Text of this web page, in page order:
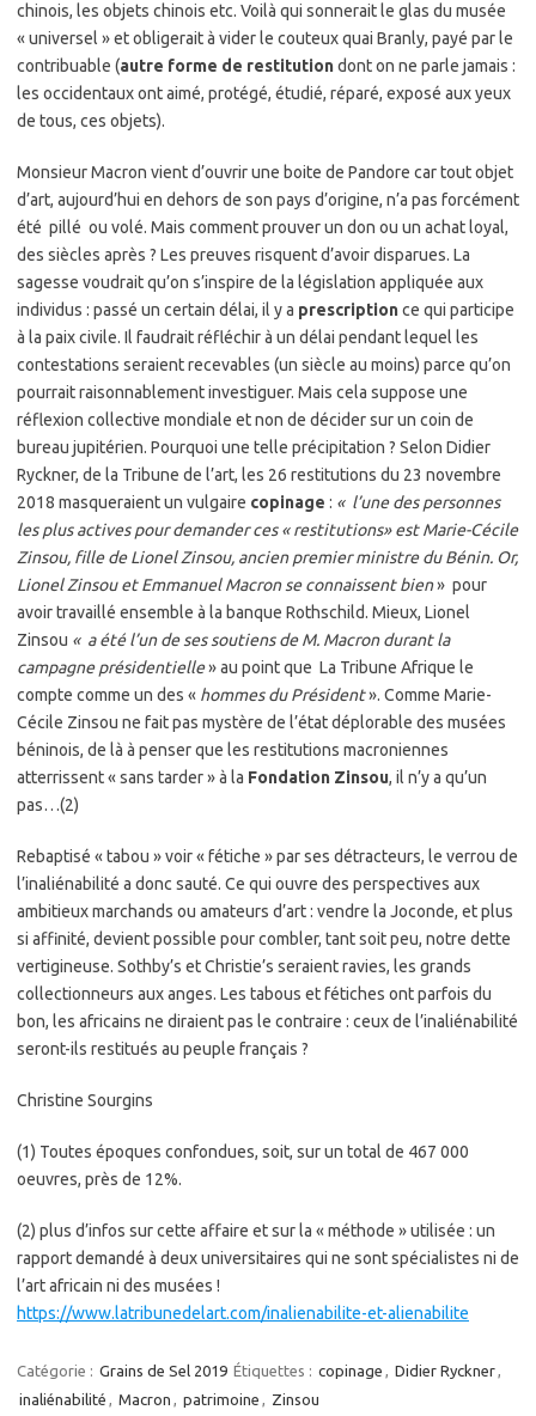
chinois, les objets chinois etc. Voilà qui sonnerait le glas du musée
« universel » et obligerait à vider le couteux quai Branly, payé par le
contribuable (autre forme de restitutiondont on ne parle jamais :
les occidentaux ont aimé, protégé, étudié, réparé, exposé aux yeux
de tous, ces objets).
Monsieur Macron vient d’ouvrir une boite de Pandore car tout objet
d’art, aujourd’hui en dehors de son pays d’origine, n’a pas forcément
été pillé ou volé. Mais comment prouver un don ou un achat loyal,
des siècles après ? Les preuves risquent d’avoir disparues. La
sagesse voudrait qu’on s’inspire de la législation appliquée aux
individus : passé un certain délai, il y a prescriptionce qui participe
à la paix civile. Il faudrait réfléchir à un délai pendant lequel les
contestations seraient recevables (un siècle au moins) parce qu’on
pourrait raisonnablement investiguer. Mais cela suppose une
réflexion collective mondiale et non de décider sur un coin de
bureau jupitérien. Pourquoi une telle précipitation ? Selon Didier
Ryckner, de la Tribune de l’art, les 26 restitutions du 23 novembre
2018 masqueraient un vulgaire copinage : « l’une des personnes
les plus actives pour demander ces « restitutions» est Marie-Cécile
Zinsou, fille de Lionel Zinsou, ancien premier ministre du Bénin. Or,
Lionel Zinsou et Emmanuel Macron se connaissent bien» pour
avoir travaillé ensemble à la banque Rothschild. Mieux, Lionel
Zinsou « a été l’un de ses soutiens de M. Macron durant la
campagneprésidentielle» au point que La Tribune Afrique le
compte comme un des « hommes du Président». Comme Marie-
Cécile Zinsou ne fait pas mystère de l’état déplorable des musées
béninois, de là à penser que les restitutions macroniennes
atterrissent « sans tarder » à la Fondation Zinsou, il n’y a qu’un
pas…(2)
Rebaptisé « tabou » voir « fétiche » par ses détracteurs, le verrou de
l’inaliénabilité a donc sauté. Ce qui ouvre des perspectives aux
ambitieux marchands ou amateurs d’art : vendre la Joconde, et plus
si affinité, devient possible pour combler, tant soit peu, notre dette
vertigineuse. Sothby’s et Christie’s seraient ravies, les grands
collectionneurs aux anges. Les tabous et fétiches ont parfois du
bon, les africains ne diraient pas le contraire : ceux de l’inaliénabilité
seront-ils restitués au peuple français ?
Christine Sourgins
(1) Toutes époques confondues, soit, sur un total de 467 000
oeuvres, près de 12%.
(2) plus d’infos sur cette affaire et sur la « méthode » utilisée : un
rapport demandé à deux universitaires qui ne sont spécialistes ni de
l’art africain ni des musées !
https://www.latribunedelart.com/inalienabilite-et-alienabilite
Catégorie : Grains de Sel 2019 Étiquettes : copinage , Didier Ryckner,
inaliénabilité , Macron , patrimoine , Zinsou